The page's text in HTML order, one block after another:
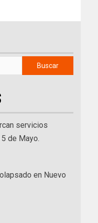
Buscar
servicios
de Mayo.
en Nuevo